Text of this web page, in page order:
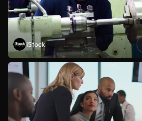
iStock